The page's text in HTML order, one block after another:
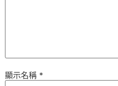
顯示名稱 *